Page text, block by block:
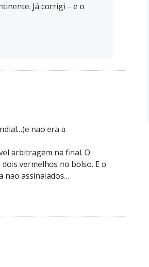
Já corrigi – e o
nao era a
arbitragem na final. O
vermelhos no bolso. E o
nao assinalados…